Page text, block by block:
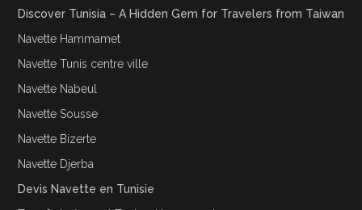
Discover Tunisia – A Hidden Gem for Travelers from Taiwan
Navette Hammamet
Navette Tunis centre ville
Navette Nabeul
Navette Sousse
Navette Bizerte
Navette Djerba
Devis Navette en Tunisie